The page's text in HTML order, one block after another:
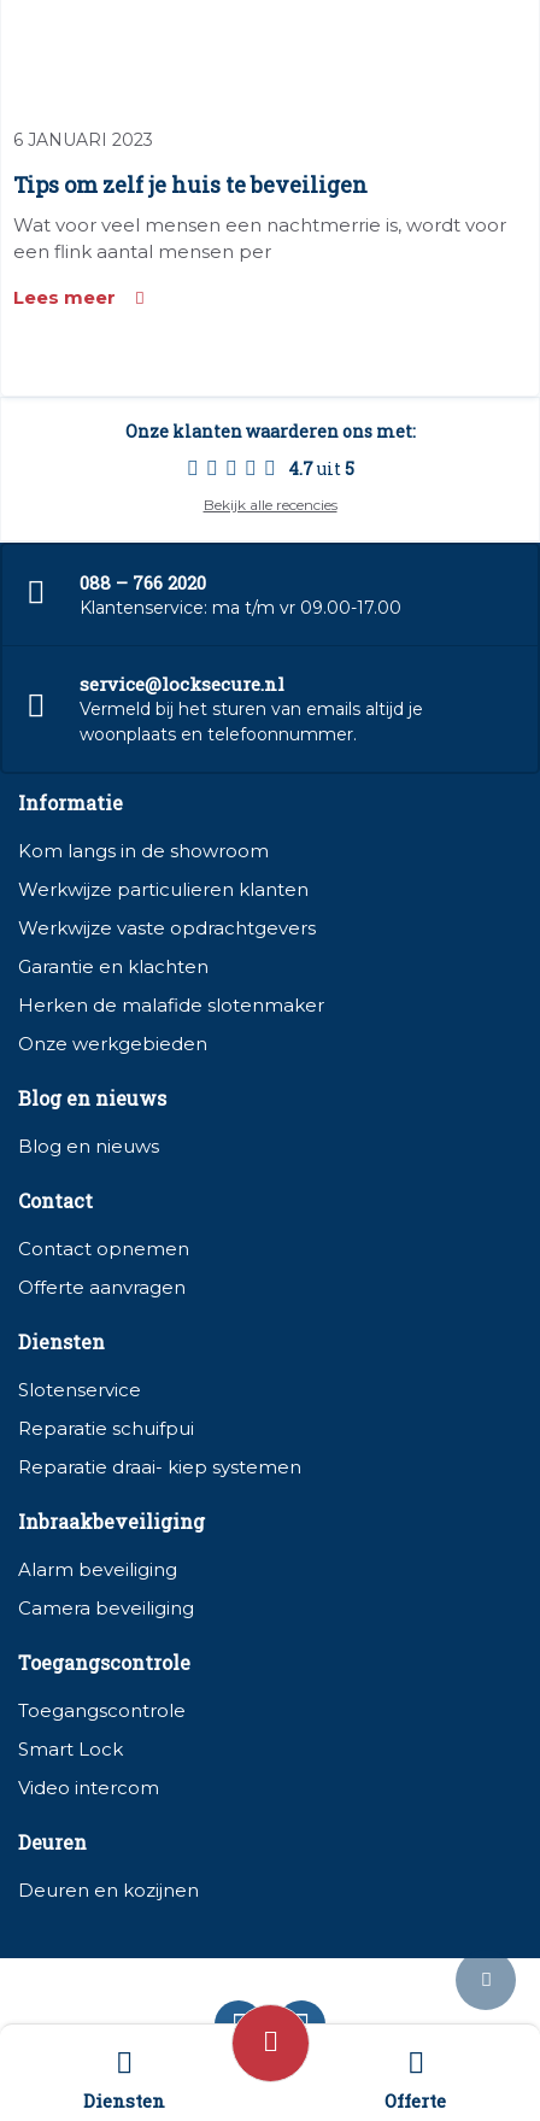
6 JANUARI 2023
Tips om zelf je huis te beveiligen
Wat voor veel mensen een nachtmerrie is, wordt voor
een flink aantal mensen per
Lees meer
Onze klanten waarderen ons met:
4.7uit5
Bekijk alle recencies
Informatie
Kom langs in de showroom
Werkwijze particulieren klanten
Werkwijze vaste opdrachtgevers
Garantie en klachten
Herken de malafide slotenmaker
Onze werkgebieden
Blog en nieuws
Blog en nieuws
Contact
Contact opnemen
Offerte aanvragen
Diensten
Slotenservice
Reparatie schuifpui
Reparatie draai- kiep systemen
Inbraakbeveiliging
Alarm beveiliging
Camera beveiliging
Toegangscontrole
Toegangscontrole
Smart Lock
Video intercom
Deuren
Deuren en kozijnen
088 – 766 2020
Klantenservice: ma t/m vr 09.00-17.00
service@locksecure.nl
Vermeld bij het sturen van emails altijd je
woonplaats en telefoonnummer.
Algemene voorwaarden Sitemap
Diensten Offerte